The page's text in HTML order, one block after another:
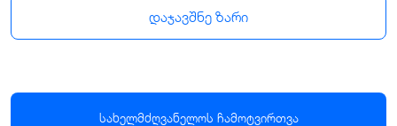
დაჯავშნე ზარი
სახელმძღვანელოს ჩამოტვირთვა